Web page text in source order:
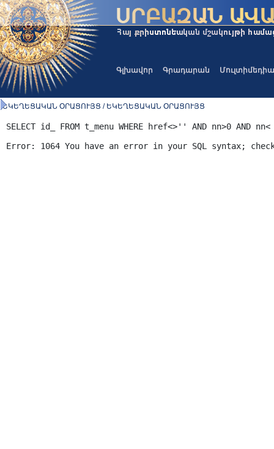
Գլխավոր Գրադարան Մուլտիմեդիա
ԵԿԵՂԵՑԱԿԱՆ ՕՐԱՑՈՒՅՑ / ԵԿԵՂԵՑԱԿԱՆ ՕՐԱՑՈՒՅՑ
SELECT id_ FROM t_menu WHERE href<>'' AND nn>0 AND